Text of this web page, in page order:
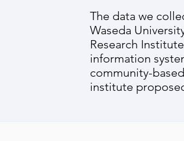
The data we
Waseda
Research
information
community-
institute